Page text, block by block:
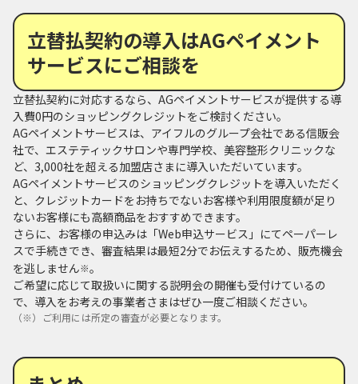
立替払契約の導入はAGペイメント
サービスにご相談を
立替払契約に対応するなら、AGペイメントサービスが提供する導
入費0円のショッピングクレジットをご検討ください。
AGペイメントサービスは、アイフルのグループ会社である信販会
社で、エステティックサロンや専門学校、美容整形クリニックな
ど、3,000社を超える加盟店さまに導入いただいています。
AGペイメントサービスのショッピングクレジットを導入いただく
と、クレジットカードをお持ちでないお客様や利用限度額が足り
ないお客様にも高額商品をおすすめできます。
さらに、お客様の申込みは「Web申込サービス」にてペーパーレ
スで手続きでき、審査結果は最短2分でお伝えするため、販売機会
を逃しません※。
ご希望に応じて取扱いに関する説明会の開催も受付けているの
で、導入をお考えの事業者さまはぜひ一度ご相談ください。
（※）ご利用には所定の審査が必要となります。